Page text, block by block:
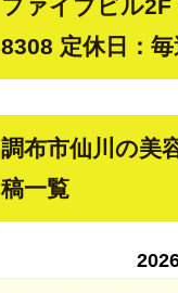
ファイブビル
8308 定休日：毎
調布市仙川の美
稿一覧